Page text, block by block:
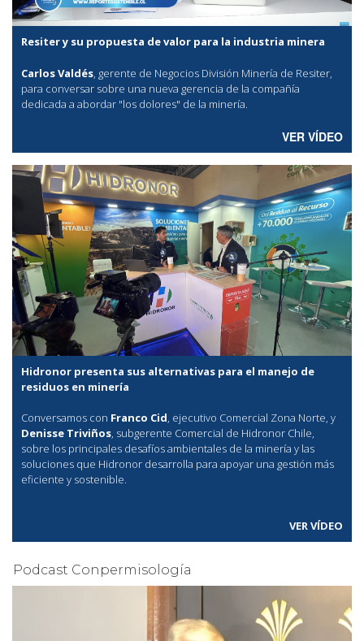
Resiter y su propuesta de valor para la industria minera
Carlos Valdés, gerente de Negocios División Minería de Resiter,
para conversar sobre una nueva gerencia de la compañía
dedicada a abordar "los dolores" de la minería.
VER VÍDEO
Hidronor presenta sus alternativas para el manejo de
residuos en minería
Conversamos con Franco Cid, ejecutivo Comercial Zona Norte, y
Denisse Triviños, subgerente Comercial de Hidronor Chile,
sobre los principales desafíos ambientales de la minería y las
soluciones que Hidronor desarrolla para apoyar una gestión más
eficiente y sostenible.
VER VÍDEO
Podcast Conpermisología